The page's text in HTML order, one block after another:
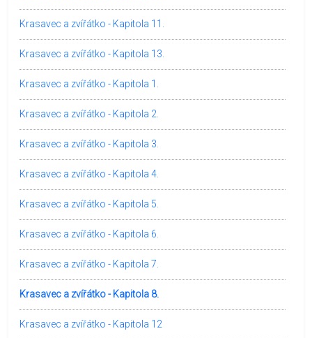
Krasavec a zvířátko - Kapitola 11.
Krasavec a zvířátko - Kapitola 13.
Krasavec a zvířátko - Kapitola 1.
Krasavec a zvířátko - Kapitola 2.
Krasavec a zvířátko - Kapitola 3.
Krasavec a zvířátko - Kapitola 4.
Krasavec a zvířátko - Kapitola 5.
Krasavec a zvířátko - Kapitola 6.
Krasavec a zvířátko - Kapitola 7.
Krasavec a zvířátko - Kapitola 8.
Krasavec a zvířátko - Kapitola 12